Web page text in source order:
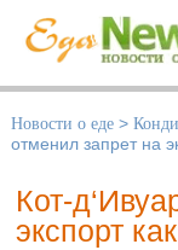
Новости о еде >
отменил запрет на
Кот-
экспорт